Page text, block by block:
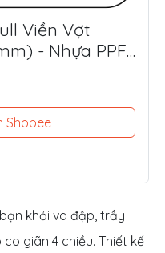
Viền Vợt
- Nhựa PPF
Shopee
khỏi va đập, trầy
giãn 4 chiều. Thiết kế